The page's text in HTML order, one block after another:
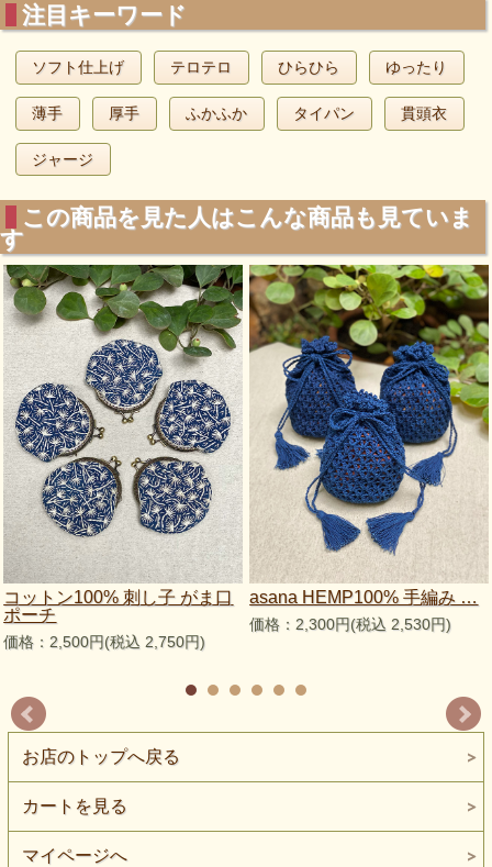
注目キーワード
ソフト仕上げ テロテロ ひらひら ゆったり
薄手 厚手 ふかふか タイパン 貫頭衣
ジャージ
この商品を見た人はこんな商品も見ていま
す
コットン100% 刺し子 がま口
ポーチ
価格：2,500円(税込 2,750円)
asana HEMP100% 手編み …
価格：2,300円(税込 2,530円)
お店のトップへ戻る
カートを見る
マイページへ